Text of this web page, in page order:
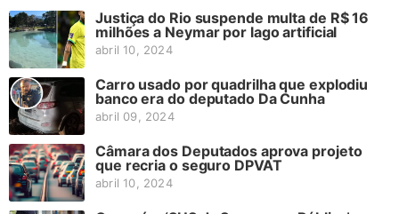
Justiça do Rio suspende multa de R$ 16
milhões a Neymar por lago artificial
abril 10, 2024
Carro usado por quadrilha que explodiu
banco era do deputado Da Cunha
abril 09, 2024
Câmara dos Deputados aprova projeto
que recria o seguro DPVAT
abril 10, 2024